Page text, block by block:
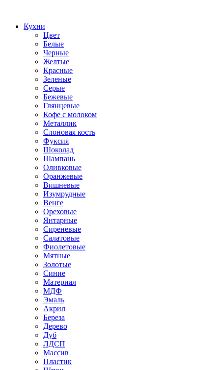
Кухни
Цвет
Белые
Черные
Желтые
Красные
Зеленые
Серые
Бежевые
Глянцевые
Кофе с молоком
Металлик
Слоновая кость
Фуксия
Шоколад
Шампань
Оливковые
Оранжевые
Вишневые
Изумрудные
Венге
Ореховые
Янтарные
Сиреневые
Салатовые
Фиолетовые
Мятные
Золотые
Синие
Материал
МДФ
Эмаль
Акрил
Береза
Дерево
Дуб
ЛДСП
Массив
Пластик